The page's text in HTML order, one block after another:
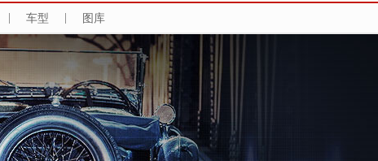
车型 图库